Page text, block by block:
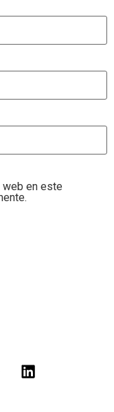
web en este